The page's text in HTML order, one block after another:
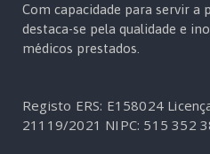
Com capacidade para servir a
destaca-se pela qualidade e
médicos prestados.
Registo ERS: E158024
21119/2021 NIPC: 515 352